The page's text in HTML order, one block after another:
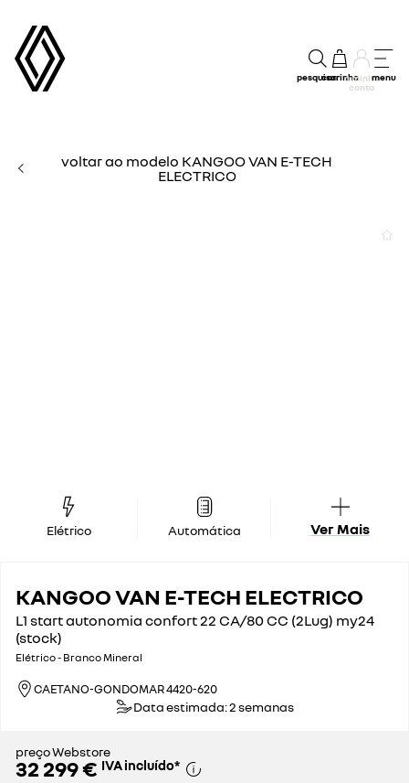
pesquisarcarrinhoa minha
conta
menu
voltar ao modelo KANGOO VAN E-TECH
ELECTRICO
Elétrico Automática Ver Mais
KANGOO VAN E-TECH ELECTRICO
L1 start autonomia confort 22 CA/80 CC (2Lug) my24
(stock)
Elétrico - Branco Mineral
CAETANO-GONDOMAR 4420-620
Data estimada: 2 semanas
preço Webstore
32 299 € IVA incluído*